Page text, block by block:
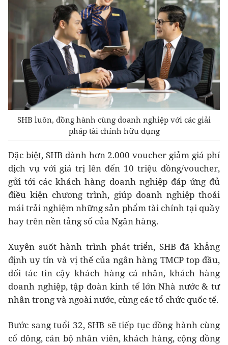
SHB luôn, đồng hành cùng doanh nghiệp với các giải
pháp tài chính hữu dụng
Đặc biệt, SHB dành hơn 2.000 voucher giảm giá phí
dịch vụ với giá trị lên đến 10 triệu đồng/voucher,
gửi tới các khách hàng doanh nghiệp đáp ứng đủ
điều kiện chương trình, giúp doanh nghiệp thoải
mái trải nghiệm những sản phẩm tài chính tại quầy
hay trên nền tảng số của Ngân hàng.
Xuyên suốt hành trình phát triển, SHB đã khẳng
định uy tín và vị thế của ngân hàng TMCP top đầu,
đối tác tin cậy khách hàng cá nhân, khách hàng
doanh nghiệp, tập đoàn kinh tế lớn Nhà nước & tư
nhân trong và ngoài nước, cùng các tổ chức quốc tế.
Bước sang tuổi 32, SHB sẽ tiếp tục đồng hành cùng
cổ đông, cán bộ nhân viên, khách hàng, cộng đồng